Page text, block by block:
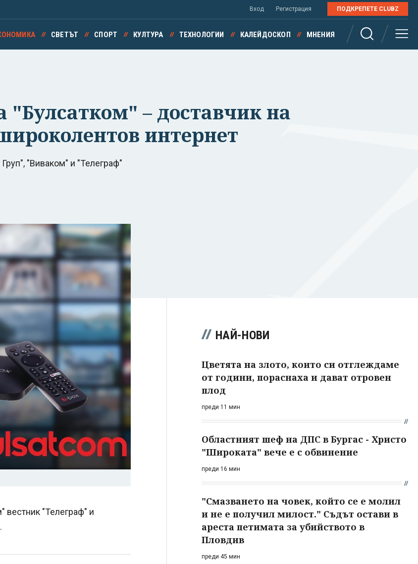
Вход Регистрация ПОДКРЕПЕТЕ CLUBZ
СВЕТЪТ СПОРТ КУЛТУРА ТЕХНОЛОГИИ КАЛЕЙДОСКОП МНЕНИЯ
– доставчик на
интернет
"Виваком" и "Телеграф"
вестник "Телеграф" и
НАЙ-НОВИ
Цветята на злото, които си отглеждаме
от години, пораснаха и дават отровен
плод
преди 11 мин
Областният шеф на ДПС в Бургас - Христо
"Широката" вече е с обвинение
преди 16 мин
"Смазването на човек, който се е молил
и не е получил милост." Съдът остави в
ареста петимата за убийството в
Пловдив
преди 45 мин